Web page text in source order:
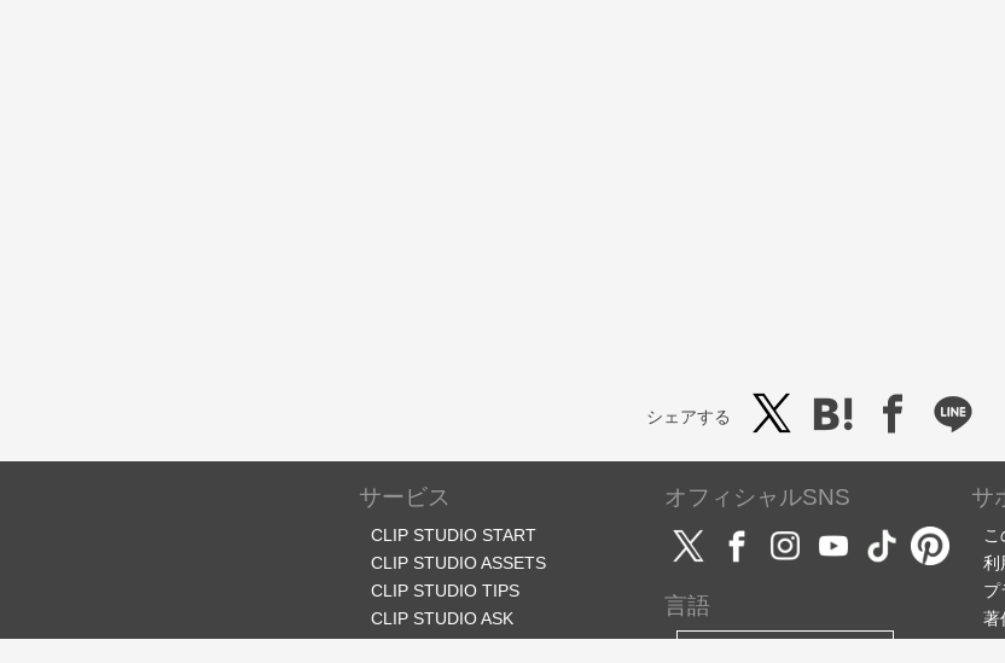
シェアする
サービス
CLIP STUDIO START
CLIP STUDIO ASSETS
CLIP STUDIO TIPS
CLIP STUDIO ASK
オフィシャルSNS
言語
サ
利
プ
著